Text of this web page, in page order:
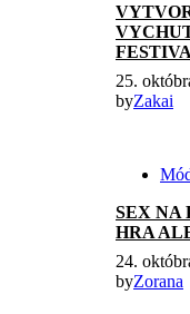
25.
byZakai
SEX NA
HRA
24.
byZorana